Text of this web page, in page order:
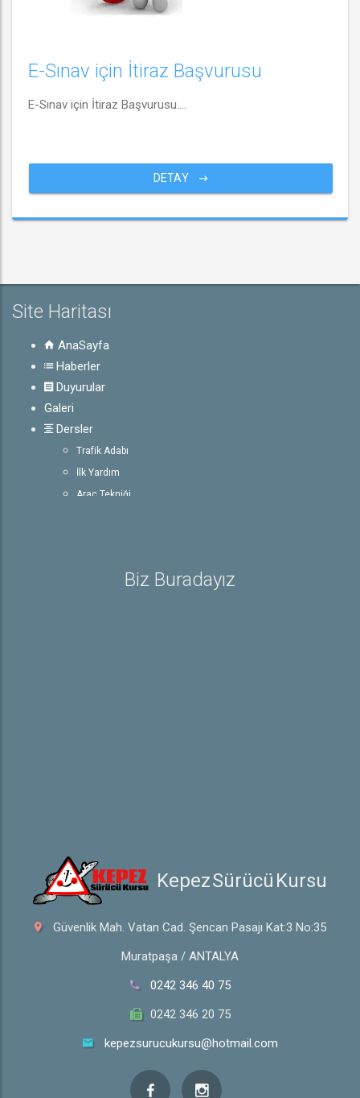
E-Sınav için İtiraz Başvurusu
E-Sınav için İtiraz Başvurusu....
DETAY
Site Haritası
AnaSayfa
Haberler
Duyurular
Galeri
Dersler
Trafik Adabı
İlk Yardım
Araç Tekniği
Ehliyet ile İlgili BilgilerBiz Buradayız
Kepez Sürücü Kursu
Güvenlik Mah. Vatan Cad. Şencan Pasajı Kat:3 No:35
Muratpaşa / ANTALYA
0242 346 40 75
0242 346 20 75
kepezsurucukursu@hotmail.com